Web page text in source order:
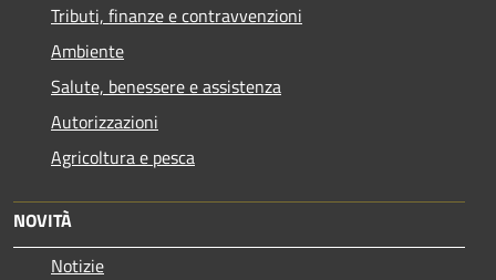
Tributi, finanze e contravvenzioni
Ambiente
Salute, benessere e assistenza
Autorizzazioni
Agricoltura e pesca
NOVITÀ
Notizie